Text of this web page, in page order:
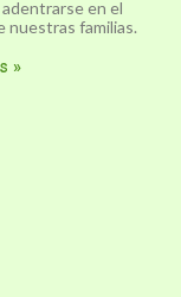
en el
nuestras familias.
»